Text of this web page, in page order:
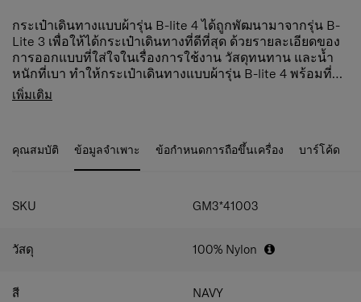
กระเป๋าเดินทางแบบผ้ารุ่น B-lite 4 ได้ถูกพัฒนามาจากรุ่น B-
Lite 3 เพื่อให้ได้กระเป๋าเดินทางที่ดีที่สุด ด้วยรายละเอียดของ
การออกแบบที่ใส่ใจในเรื่องการใช้งาน วัสดุทนทาน และน้ำ
หนักที่เบา ทำให้กระเป๋าเดินทางแบบผ้ารุ่น B-lite 4 พร้อมที่จะ
ทำให้การเดินทางของคุณสนุกอย่างไร้ขีดจำกัดอย่างแน่นอน
คุณสมบัติสินค้า
ซิปกันขโมย anti-theft zipper เพิ่มความปลอดภัยให้กับ
Dual tube pull handle มือจับคันชักคู่
ระบบความปลอดภัย TSA recessed lock
ช่องด้านข้างกระเป๋าสำหรับใส่สัมภาระที่ต้องการหยิบ
Address tag ซ่อนอยู่บริเวณหูจับด้านข้างกระเป๋า
เพิ่มเติม
คุณสมบัติ ข้อมูลจำเพาะ ข้อกำหนดการถือขึ้นเครื่อง บาร์โค้ด
SKU GM3*41003
วัสดุ 100% Nylon
สี NAVY